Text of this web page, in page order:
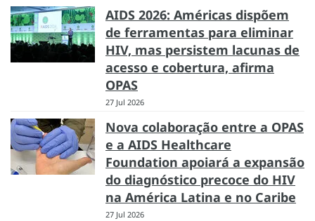
AIDS 2026: Américas dispõem
de ferramentas para eliminar
HIV, mas persistem lacunas de
acesso e cobertura, afirma
OPAS
27 Jul 2026
Nova colaboração entre a OPAS
e a AIDS Healthcare
Foundation apoiará a expansão
do diagnóstico precoce do HIV
na América Latina e no Caribe
27 Jul 2026